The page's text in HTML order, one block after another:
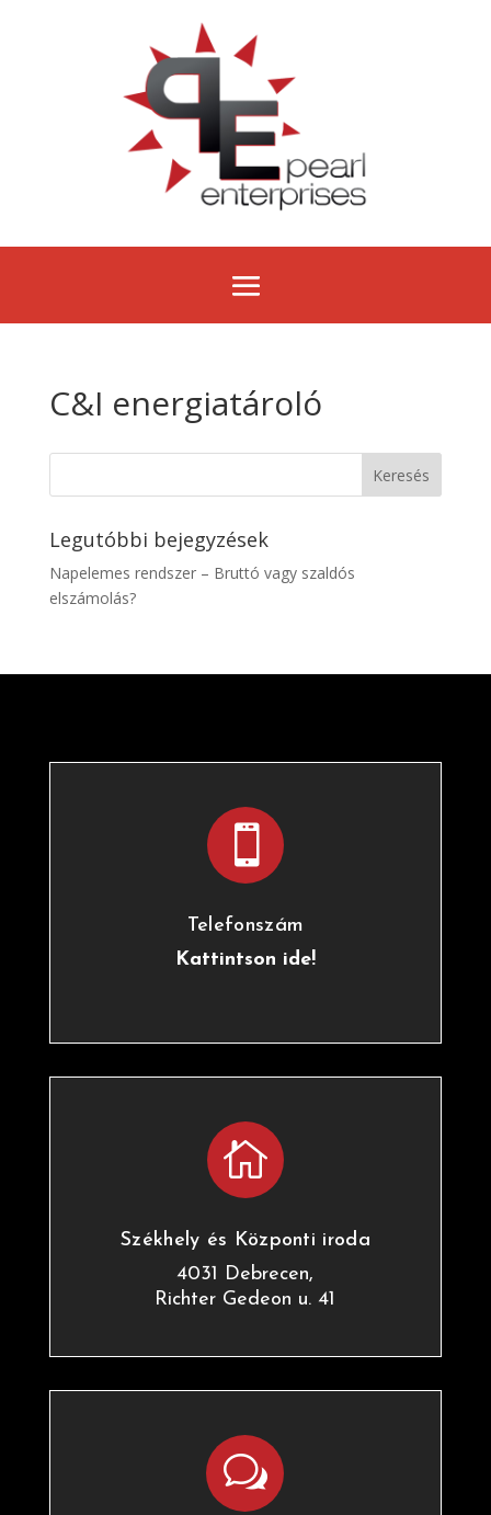
C&I energiatároló
Legutóbbi bejegyzések
Napelemes rendszer – Bruttó vagy szaldós
elszámolás?

Telefonszám
Kattintson ide!

Székhely és Központi iroda
4031 Debrecen,
Richter Gedeon u. 41
w